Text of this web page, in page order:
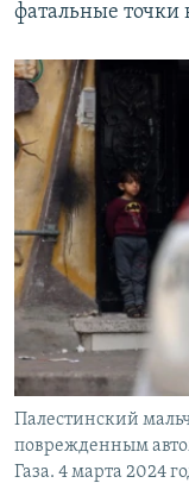
фатальные точки
Палестинский
поврежденным
Газа. 4 марта 2024